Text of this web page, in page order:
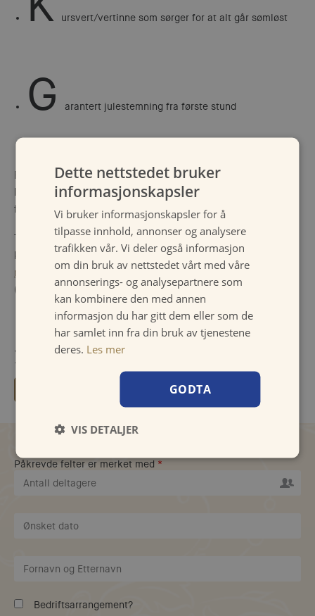
ursvert/vertinne som sørger for at alt går sømløst
G arantert julestemning fra første stund
Fra 15. novemberer Losby pyntet til jul – med levende
lys, fyr på peisen og den lune atmosfæren som gjør
førjulstiden helt spesiell.
Ta kontakt med vårt bookingkontor for et godt tilbud på
konferanse med julestemning.
reservations@losbygods.no| Telefon 67 92 33 33
(mandag – fredag, 0800 – 16.00)
Del denne siden:
Påkrevde felter er merket med*
Bedriftsarrangement?
Dette nettstedet bruker
informasjonskapsler
Vi bruker informasjonskapsler for å
tilpasse innhold, annonser og analysere
trafikken vår. Vi deler også informasjon
om din bruk av nettstedet vårt med våre
annonserings- og analysepartnere som
kan kombinere den med annen
informasjon du har gitt dem eller som de
har samlet inn fra din bruk av tjenestene
deres. Les mer
GODTA
VIS DETALJER